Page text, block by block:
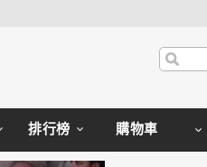
排行榜 購物車